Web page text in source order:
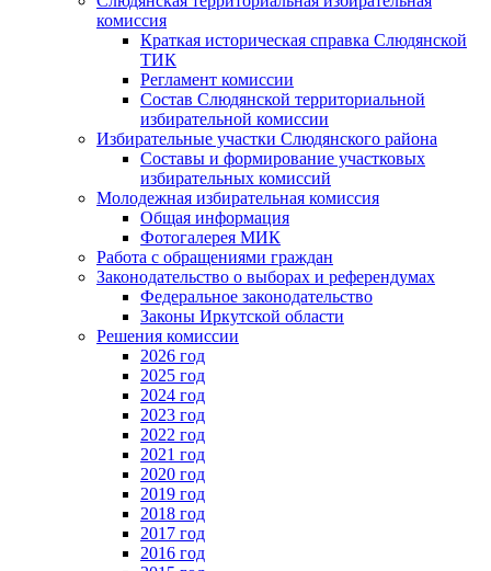
комиссия
Краткая историческая справка Слюдянской
ТИК
Регламент комиссии
Состав Слюдянской территориальной
избирательной комиссии
Избирательные участки Слюдянского района
Составы и формирование участковых
избирательных комиссий
Молодежная избирательная комиссия
Общая информация
Фотогалерея МИК
Работа с обращениями граждан
Законодательство о выборах и референдумах
Федеральное законодательство
Законы Иркутской области
Решения комиссии
2026 год
2025 год
2024 год
2023 год
2022 год
2021 год
2020 год
2019 год
2018 год
2017 год
2016 год